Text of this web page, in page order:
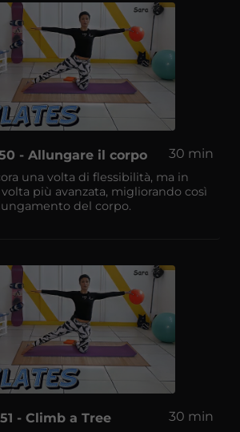
- Allungare il corpo 30 min
una volta di flessibilità, ma in
più avanzata, migliorando così
del corpo.
- Climb a Tree 30 min